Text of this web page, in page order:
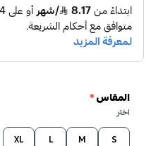
المقاس*
اختر
S
M
L
XL